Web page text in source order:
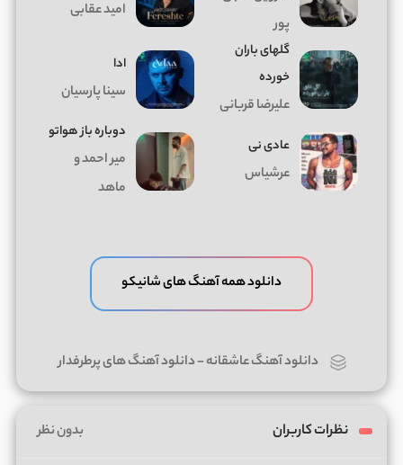
پور
امید عقابی
گلهای باران
خورده
علیرضا قربانی
ادا
سینا پارسیان
عادی نی
عرشیاس
دوباره باز هواتو
میر احمد و
ماهد
دانلود همه آهنگ های شانیکو
دانلود آهنگ عاشقانه-دانلود آهنگ های پرطرفدار
نظرات کاربران بدون نظر